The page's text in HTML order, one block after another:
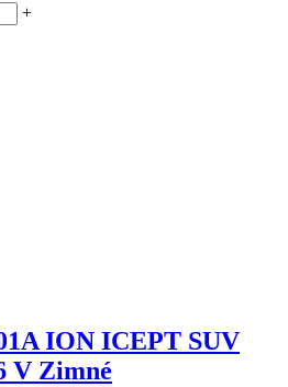
+
ION ICEPT SUV
V Zimné